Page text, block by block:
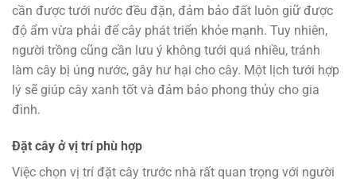
cần được tưới nước đều đặn, đảm bảo đất luôn giữ được
độ ẩm vừa phải để cây phát triển khỏe mạnh. Tuy nhiên,
người trồng cũng cần lưu ý không tưới quá nhiều, tránh
làm cây bị úng nước, gây hư hại cho cây. Một lịch tưới hợp
lý sẽ giúp cây xanh tốt và đảm bảo phong thủy cho gia
đình.
Đặt cây ở vị trí phù hợp
Việc chọn vị trí đặt cây trước nhà rất quan trọng với người